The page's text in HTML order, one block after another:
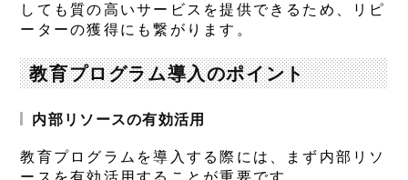
しても質の高いサービスを提供できるため、リピ
ーターの獲得にも繋がります。
教育プログラム導入のポイント
内部リソースの有効活用
教育プログラムを導入する際には、まず内部リソ